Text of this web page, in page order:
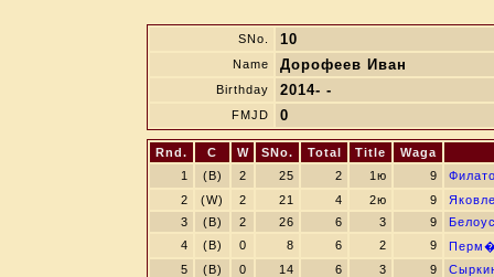
SNo. 10
Name Дорофеев Иван
Birthday 2014- -
FMJD 0
Rnd. C W SNo. Total Title
Waga
1
(B) 2 25 2 1ю 9
2
(W) 2 21 4 2ю 9
3
(B) 2 26 6 3 9
4
(B) 0 8 6 2 9
5
(B) 0 14 6 3 9